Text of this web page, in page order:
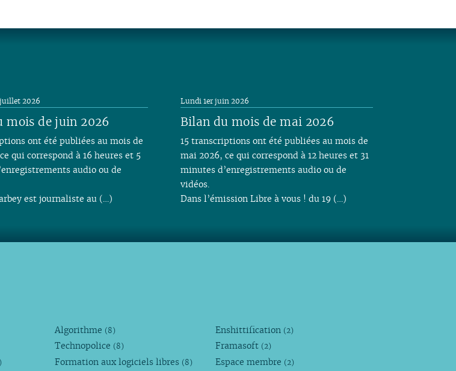
mois de juin 2026
2026
ont été publiées au mois de
qui correspond à 16 heures et 5
audio ou de
est journaliste au (…)
Bilan du mois de mai 2026
Lundi 1er juin 2026
15 transcriptions ont été publiées au mois de
mai 2026, ce qui correspond à 12 heures et 31
minutes d’enregistrements audio ou de
vidéos.
Dans l’émission Libre à vous ! du 19 (…)
Algorithme (8)
Technopolice (8)
Formation aux logiciels libres (8)
Enshittification (2)
Framasoft (2)
Espace membre (2)